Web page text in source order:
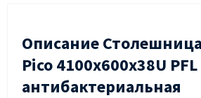
Описание
Pico 4100х600х38U PFL
антибактериальная